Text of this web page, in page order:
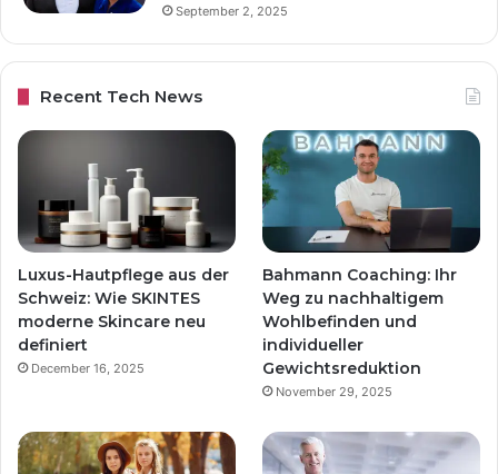
September 2, 2025
Recent Tech News
Luxus-Hautpflege aus der
Schweiz: Wie SKINTES
moderne Skincare neu
definiert
December 16, 2025
Bahmann Coaching: Ihr
Weg zu nachhaltigem
Wohlbefinden und
individueller
Gewichtsreduktion
November 29, 2025